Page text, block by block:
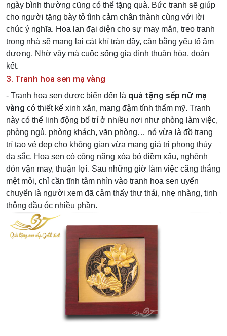
ngày bình thường cũng có thể tặng quà. Bức tranh sẽ giúp
cho người tặng bày tỏ tình cảm chân thành cùng với lời
chúc ý nghĩa. Hoa lan đại diện cho sự may mắn, treo tranh
trong nhà sẽ mang lại cát khí tràn đầy, cân bằng yếu tố âm
dương. Nhờ vậy mà cuộc sống gia đình thuận hòa, đoàn
kết.
3. Tranh hoa sen mạ vàng
- Tranh hoa sen được biến đến là quà tặng sếp nữ mạ
vàng có thiết kế xinh xắn, mang đậm tính thẩm mỹ. Tranh
này có thể linh động bố trí ở nhiều nơi như phòng làm việc,
phòng ngủ, phòng khách, văn phòng… nó vừa là đồ trang
trí tạo vẻ đẹp cho không gian vừa mang giá trị phong thủy
đa sắc. Hoa sen có công năng xóa bỏ điềm xấu, nghênh
đón vận may, thuận lợi. Sau những giờ làm việc căng thẳng
mệt mỏi, chỉ cần tĩnh tâm nhìn vào tranh hoa sen uyển
chuyển là người xem đã cảm thấy thư thái, nhẹ nhàng, tinh
thông đầu óc nhiều phần.